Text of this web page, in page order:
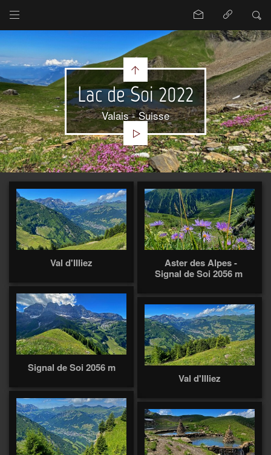
Lac de Soi 2022
Valais - Suisse
Val d'Illiez
Aster des Alpes -
Signal de Soi 2056 m
Signal de Soi 2056 m
Val d'Illiez